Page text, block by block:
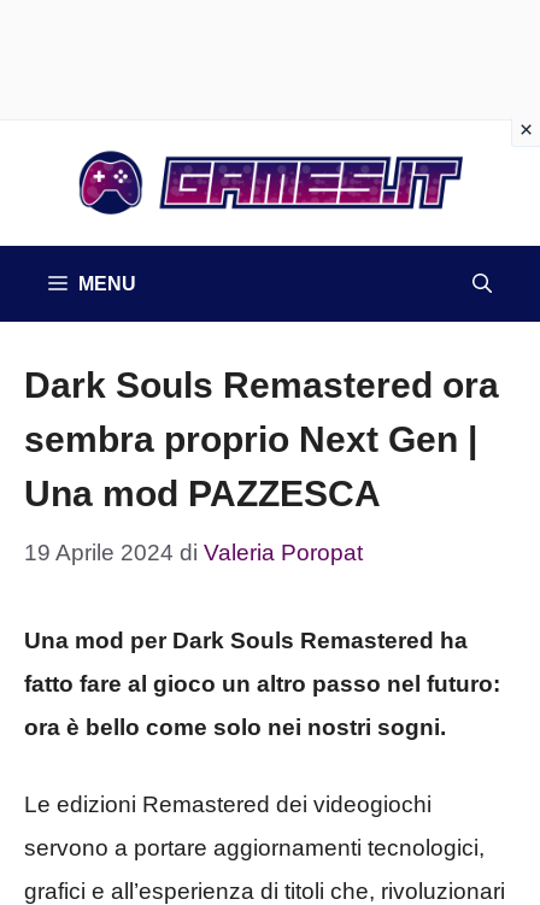
MENU
Dark Souls Remastered ora
sembra proprio Next Gen |
Una mod PAZZESCA
19 Aprile 2024 di Valeria Poropat
Una mod per Dark Souls Remastered ha
fatto fare al gioco un altro passo nel futuro:
ora è bello come solo nei nostri sogni.
Le edizioni Remastered dei videogiochi
servono a portare aggiornamenti tecnologici,
grafici e all’esperienza di titoli che, rivoluzionari